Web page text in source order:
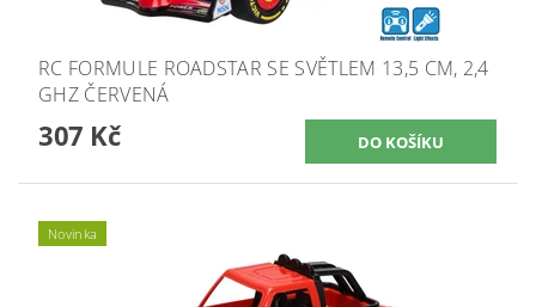
RC FORMULE ROADSTAR SE SVĚTLEM 13,5 CM, 2,4
GHZ ČERVENÁ
307 Kč
Novinka